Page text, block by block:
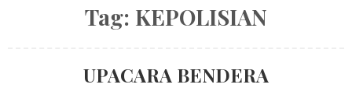
Tag: KEPOLISIAN
UPACARA BENDERA